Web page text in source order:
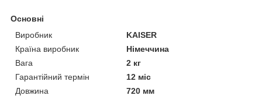
Основні
Виробник
KAISER
Країна виробник
Німеччина
Вага
2 кг
Гарантійний термін
12 міс
Довжина
720 мм